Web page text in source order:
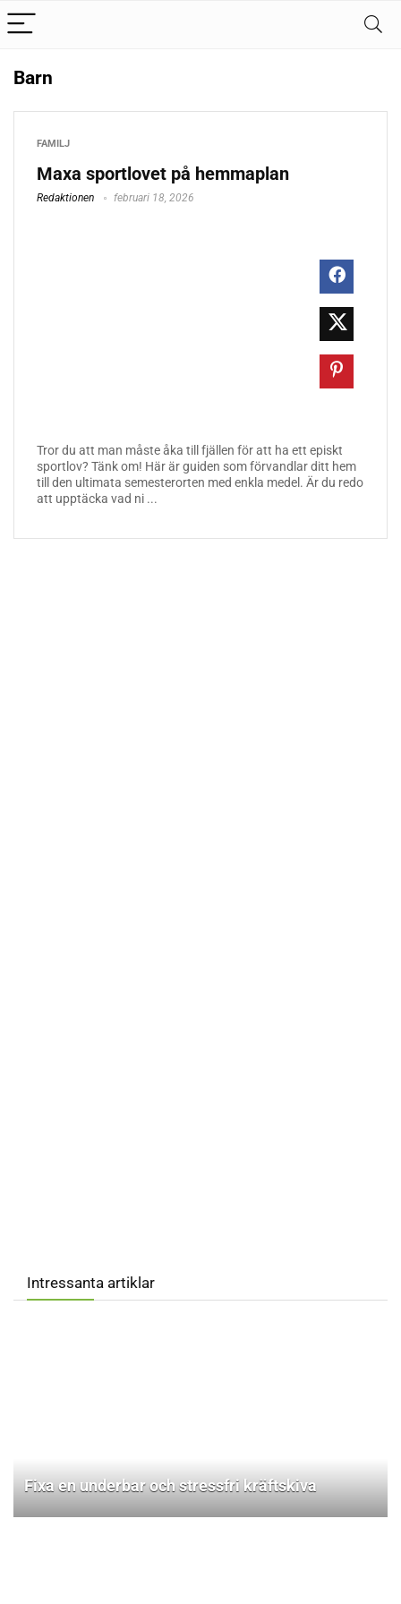
Barn
FAMILJ
Maxa sportlovet på hemmaplan
Redaktionen februari 18, 2026
Tror du att man måste åka till fjällen för att ha ett episkt
sportlov? Tänk om! Här är guiden som förvandlar ditt hem
till den ultimata semesterorten med enkla medel. Är du redo
att upptäcka vad ni ...
Intressanta artiklar
Fixa en underbar och stressfri kräftskiva